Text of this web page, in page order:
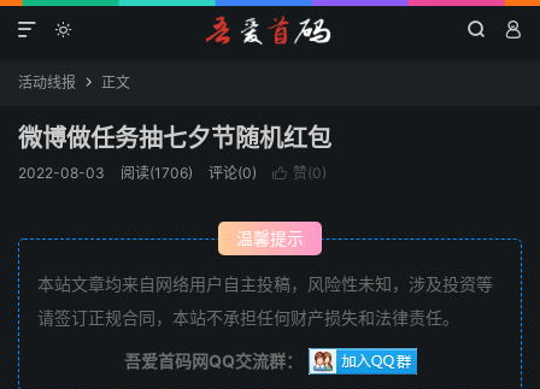
  

活动线报  正文
微博做任务抽七夕节随机红包
2022-08-03 阅读(1706) 评论(0)  赞(0)
温馨提示
本站文章均来自网络用户自主投稿，风险性未知，涉及投资等
请签订正规合同，本站不承担任何财产损失和法律责任。
吾爱首码网QQ交流群：